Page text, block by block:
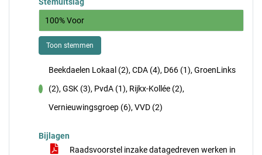
100% Voor
Toon stemmen
Beekdaelen Lokaal (2), CDA (4), D66 (1), GroenLinks
(2), GSK (3), PvdA (1), Rijkx-Kollée (2),
Vernieuwingsgroep (6), VVD (2)
Bijlagen
Raadsvoorstel inzake datagedreven werken in